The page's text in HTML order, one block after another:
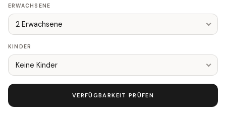
ERWACHSENE
2 Erwachsene
KINDER
Keine Kinder
VERFÜGBARKEIT PRÜFEN